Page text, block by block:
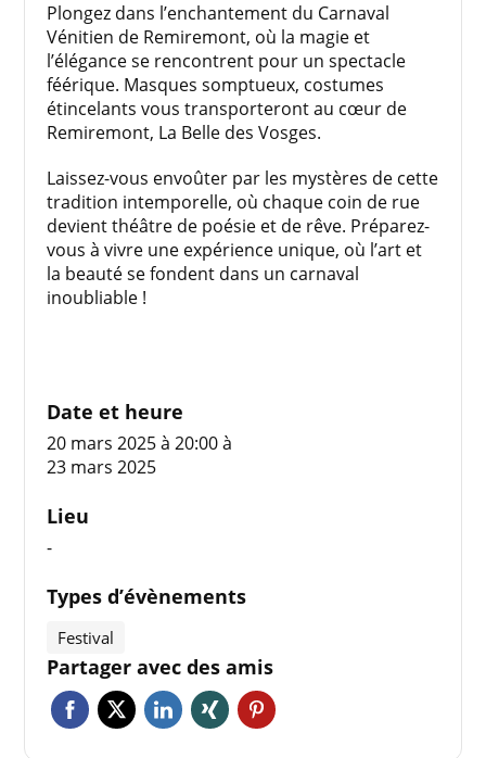
Plongez dans l’enchantement du Carnaval
Vénitien de Remiremont, où la magie et
l’élégance se rencontrent pour un spectacle
féérique. Masques somptueux, costumes
étincelants vous transporteront au cœur de
Remiremont, La Belle des Vosges.
Laissez-vous envoûter par les mystères de cette
tradition intemporelle, où chaque coin de rue
devient théâtre de poésie et de rêve. Préparez-
vous à vivre une expérience unique, où l’art et
la beauté se fondent dans un carnaval
inoubliable !
Date et heure
20 mars 2025 à 20:00à
23 mars 2025
Lieu
-
Types d’évènements
Festival
Partager avec des amis